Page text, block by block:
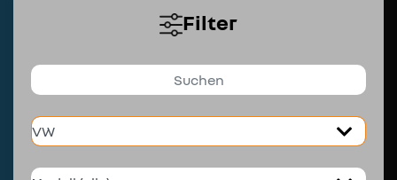
Filter